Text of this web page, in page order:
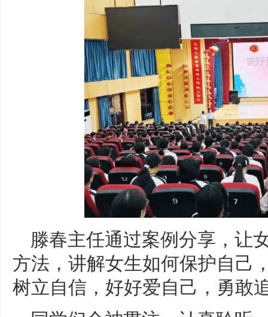
滕春主任通过案例分享，让
方法，讲解女生如何保护自己
树立自信，好好爱自己，勇敢